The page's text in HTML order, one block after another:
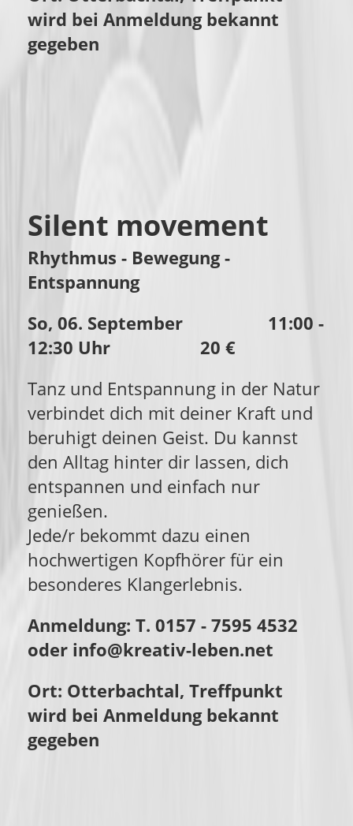
wird bei Anmeldung bekannt
gegeben
Silent movement
Rhythmus - Bewegung -
Entspannung
So, 06. September 11:00 -
12:30 Uhr 20 €
Tanz und Entspannung in der Natur
verbindet dich mit deiner Kraft und
beruhigt deinen Geist. Du kannst
den Alltag hinter dir lassen, dich
entspannen und einfach nur
genießen.
Jede/r bekommt dazu einen
hochwertigen Kopfhörer für ein
besonderes Klangerlebnis.
Anmeldung: T. 0157 - 7595 4532
oder info@kreativ-leben.net
Ort: Otterbachtal, Treffpunkt
wird bei Anmeldung bekannt
gegeben